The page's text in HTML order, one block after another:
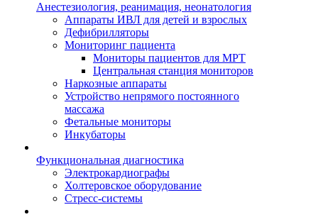
Анестезиология, реанимация, неонатология
Аппараты ИВЛ для детей и взрослых
Дефибрилляторы
Мониторинг пациента
Мониторы пациентов для МРТ
Центральная станция мониторов
Наркозные аппараты
Устройство непрямого постоянного
массажа
Фетальные мониторы
Инкубаторы
Функциональная диагностика
Электрокардиографы
Холтеровское оборудование
Стресс-системы